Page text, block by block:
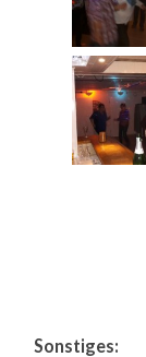
Sonstiges: